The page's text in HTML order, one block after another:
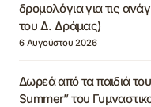
δρομολόγια για τις
του Δ. Δράμας)
6 Αυγούστου 2026
Δωρεά από τα παιδιά
Summer” του